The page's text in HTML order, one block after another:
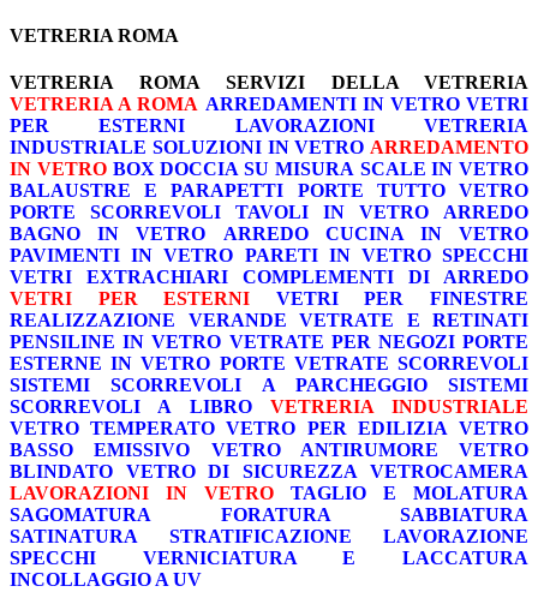
VETRERIA ROMA
VETRERIA ROMA
SERVIZI DELLA VETRERIA
VETRERIA A ROMA ARREDAMENTI IN VETRO VETRI
PER ESTERNI
LAVORAZIONI
VETRERIA
INDUSTRIALE SOLUZIONI IN VETRO ARREDAMENTO
IN VETRO BOX DOCCIA SU MISURA SCALE IN VETRO
BALAUSTRE E PARAPETTI
PORTE TUTTO VETRO
PORTE SCORREVOLI
TAVOLI IN VETRO
ARREDO
BAGNO IN VETRO
ARREDO CUCINA IN VETRO
PAVIMENTI IN VETRO PARETI IN VETRO SPECCHI
VETRI EXTRACHIARI
COMPLEMENTI DI ARREDO
VETRI PER ESTERNI
VETRI PER FINESTRE
REALIZZAZIONE VERANDE
VETRATE E RETINATI
PENSILINE IN VETRO VETRATE PER NEGOZI PORTE
ESTERNE IN VETRO PORTE VETRATE SCORREVOLI
SISTEMI SCORREVOLI A PARCHEGGIO
SISTEMI
SCORREVOLI A LIBRO
VETRERIA INDUSTRIALE
VETRO TEMPERATO VETRO PER EDILIZIA VETRO
BASSO EMISSIVO
VETRO ANTIRUMORE
VETRO
BLINDATO
VETRO DI SICUREZZA
VETROCAMERA
LAVORAZIONI IN VETRO
TAGLIO E MOLATURA
SAGOMATURA
FORATURA
SABBIATURA
SATINATURA
STRATIFICAZIONE
LAVORAZIONE
SPECCHI
VERNICIATURA E LACCATURA
INCOLLAGGIO A UV